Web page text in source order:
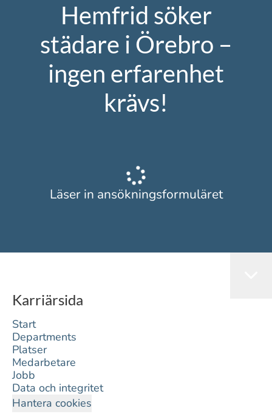
Hemfrid söker
städare i Örebro –
ingen erfarenhet
krävs!
Läser in ansökningsformuläret
Karriärsida
Start
Departments
Platser
Medarbetare
Jobb
Data och integritet
Hantera cookies